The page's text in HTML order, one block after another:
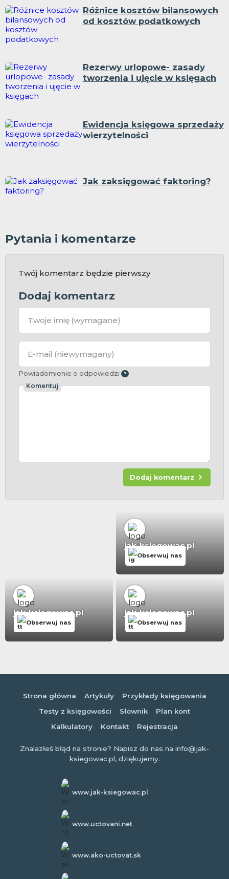
Różnice kosztów bilansowych
od kosztów podatkowych
Rezerwy urlopowe- zasady
tworzenia i ujęcie w księgach
Ewidencja księgowa sprzedaży
wierzytelności
Jak zaksięgować faktoring?
Pytania i komentarze
Twój komentarz będzie pierwszy
Dodaj komentarz
Twoje imię (wymagane)
E-mail (niewymagany)
Powiadomienie o odpowiedzi
Komentuj
Dodaj komentarz
jak-ksiegowac.pl
Obserwuj nas
jak-ksiegowac.pl
Obserwuj nas
jak-ksiegowac.pl
Obserwuj nas
Strona główna Artykuły
Przykłady księgowania
Testy z księgowości
Słownik
Plan kont
Kalkulatory
Kontakt Rejestracja
Znalazłeś błąd na stronie? Napisz do nas na info@jak-
ksiegowac.pl, dziękujemy.
www.jak-ksiegowac.pl
www.uctovani.net
www.ako-uctovat.sk